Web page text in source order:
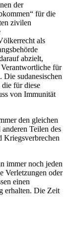
der
für die
zivilen
als
abzielt,
für
Die sudanesischen
die für diese
von Immunität
den gleichen
Teilen des
Kriegsverbrechen
immer noch jeden
Verletzungen oder
einen
erhalten. Die Zeit